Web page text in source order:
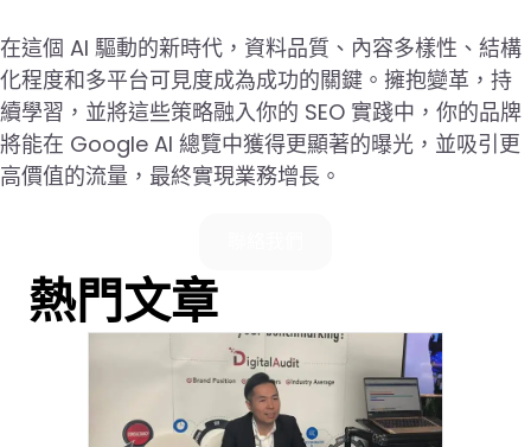
在這個 AI 驅動的新時代，資料品質、內容多樣性、結構
化程度和多平台可見度成為成功的關鍵。擁抱變革，持
續學習，並將這些策略融入你的 SEO 實踐中，你的品牌
將能在 Google AI 總覽中獲得更顯著的曝光，並吸引更
高價值的流量，最終實現業務增長。
熱門文章